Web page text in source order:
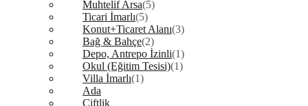
Muhtelif Arsa(5)
Ticari İmarlı(5)
Konut+Ticaret Alanı(3)
Bağ & Bahçe(2)
Depo, Antrepo İzinli(1)
Okul (Eğitim Tesisi)(1)
Villa İmarlı(1)
Ada
Çiftlik